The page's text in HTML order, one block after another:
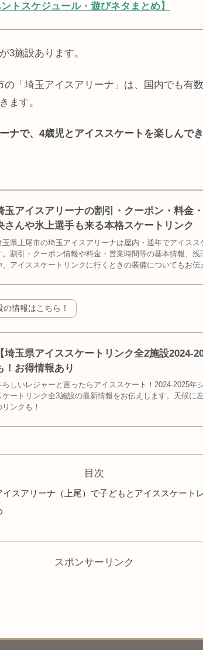
トスケジュール・遊びネタまとめ】
3施設あります。
「埼玉アイスアリーナ」は、国内でも有
ます。
ナで、4歳児とアイススケートを楽しんで
玉アイスアリーナの割引・クーポン・料金
さんや氷上選手も来る本格スケートリンク
玉県上尾市の埼玉アイスアリーナは屋内・通年でアイスス
。割引・クーポン情報や料金・営業時間等の基本情報、浅
、アイススケートリンクに行くときの装備についてもお伝
情報はこちら！
【埼玉県アイススケートリンク全2施設2024-
！お得情報あり
らしいレジャーと言ったらアイススケート！2024-2025年
ケートリンク全3施設の最新情報をお伝えします。天候に
リンクも！
目次
イスアリーナ（上尾）で子どもとアイススケート
スポンサーリンク